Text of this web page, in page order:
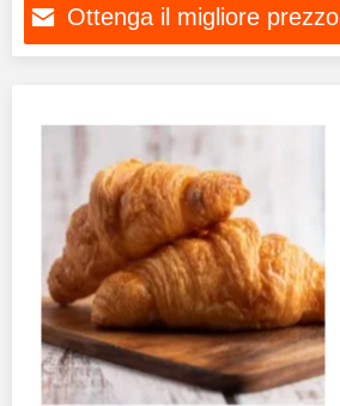
Ottenga il migliore prezzo